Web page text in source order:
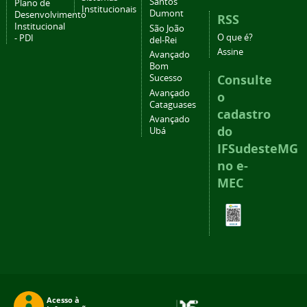
Plano de
Desenvolvimento
Institucional
- PDI
Institucionais
Dumont
São João
del-Rei
Avançado
Bom
Sucesso
Avançado
Cataguases
Avançado
Ubá
RSS
O que é?
Assine
Consulte
o
cadastro
do
IFSudesteMG
no e-
MEC